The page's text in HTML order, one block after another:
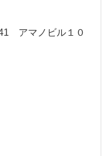
アマノビル１０